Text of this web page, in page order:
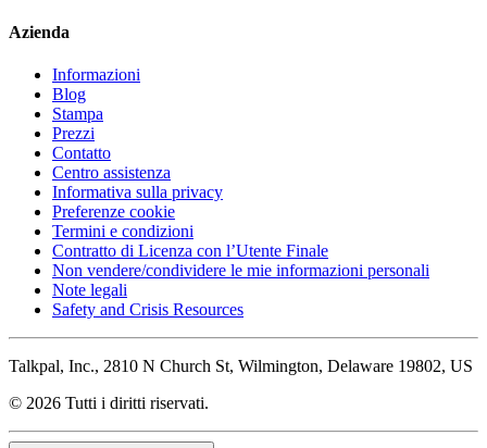
Azienda
Informazioni
Blog
Stampa
Prezzi
Contatto
Centro assistenza
Informativa sulla privacy
Preferenze cookie
Termini e condizioni
Contratto di Licenza con l’Utente Finale
Non vendere/condividere le mie informazioni personali
Note legali
Safety and Crisis Resources
Talkpal, Inc., 2810 N Church St, Wilmington, Delaware 19802, US
© 2026 Tutti i diritti riservati.